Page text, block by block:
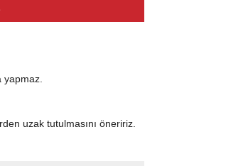
uzak tutulmasını öneririz.